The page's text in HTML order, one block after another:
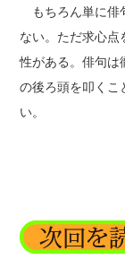
もちろん単に俳
ない。ただ求心
性がある。俳句は
の後ろ頭を叩くこ
い。